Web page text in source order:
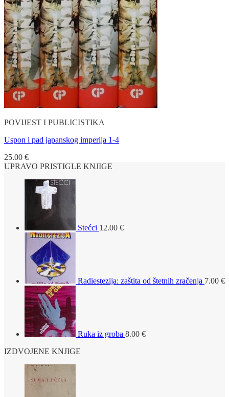
POVIJEST I PUBLICISTIKA
Uspon i pad japanskog imperija 1-4
25.00 €
UPRAVO PRISTIGLE KNJIGE
Stećci 12.00 €
Radiestezija: zaštita od štetnih zračenja 7.00 €
Ruka iz groba 8.00 €
IZDVOJENE KNJIGE